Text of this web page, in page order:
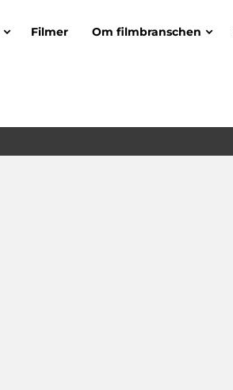
Filmer Om filmbranschen